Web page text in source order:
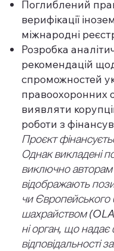
Поглиблений
верифікації
міжнародні
Розробка
рекомендацій
спроможностей
правоохоронних
виявляти
роботи з
Проєкт
Однак викладені
виключно авторам
відображають
чи
шахрайством
ні орган, що надає
відповідальності